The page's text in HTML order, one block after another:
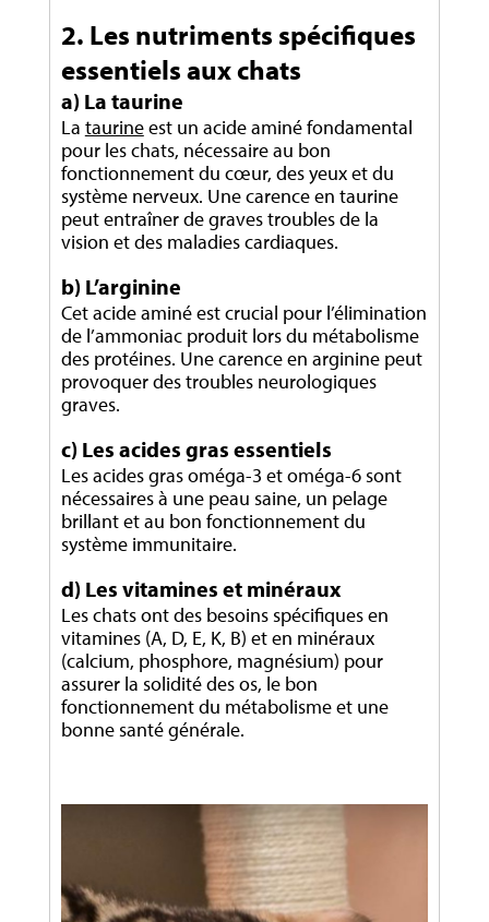
2. Les nutriments spécifiques
essentiels aux chats
a) La taurine
La taurineest un acide aminé fondamental
pour les chats, nécessaire au bon
fonctionnement du cœur, des yeux et du
système nerveux. Une carence en taurine
peut entraîner de graves troubles de la
vision et des maladies cardiaques.
b) L’arginine
Cet acide aminé est crucial pour l’élimination
de l’ammoniac produit lors du métabolisme
des protéines. Une carence en arginine peut
provoquer des troubles neurologiques
graves.
c) Les acides gras essentiels
Les acides gras oméga-3 et oméga-6 sont
nécessaires à une peau saine, un pelage
brillant et au bon fonctionnement du
système immunitaire.
d) Les vitamines et minéraux
Les chats ont des besoins spécifiques en
vitamines (A, D, E, K, B) et en minéraux
(calcium, phosphore, magnésium) pour
assurer la solidité des os, le bon
fonctionnement du métabolisme et une
bonne santé générale.